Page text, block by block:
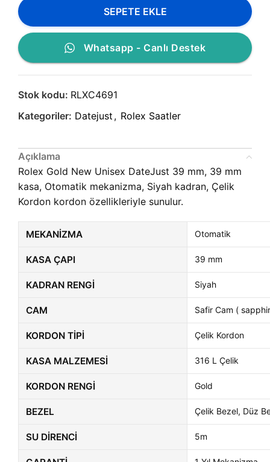
SEPETE EKLE
Whatsapp - Canlı Destek
Stok kodu: RLXC4691
Kategoriler: Datejust , Rolex Saatler
Açıklama
Rolex Gold New Unisex DateJust 39 mm, 39 mm
kasa, Otomatik mekanizma, Siyah kadran, Çelik
Kordon kordon özellikleriyle sunulur.
MEKANIZMA Otomatik
KASA ÇAPI 39 mm
KADRAN RENGI Siyah
CAM Safir Cam (
KORDON TIPI Çelik Kordon
KASA MALZEMESI 316 L Çelik
KORDON RENGI Gold
BEZEL Çelik Bezel, Düz
SU DIRENCI 5m